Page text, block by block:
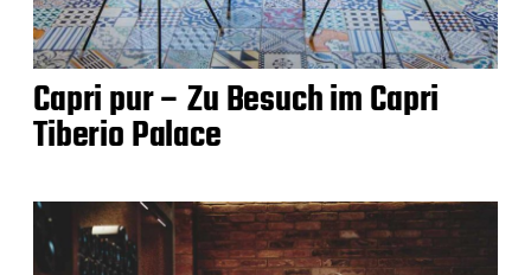
Capri pur – Zu Besuch im Capri
Tiberio Palace